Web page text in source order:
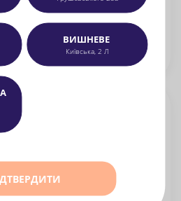
Каліфорнія в кунжуті, Фелікс креветка, Філадельфія Фреш, Yappo рол, Фудзі, Теріякі Хот, Крабік Хот міні рол, Тайфун, Спайсі Тунець, Тунець Боніто, Делайт
2089грн
2930 г
ВИШНЕВЕ
Київська, 2 Л